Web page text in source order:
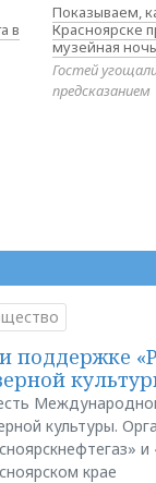
в
Показываем,
Красноярске
музейная ночь
Гостей
предсказанием
поддержке
культуры.
крае